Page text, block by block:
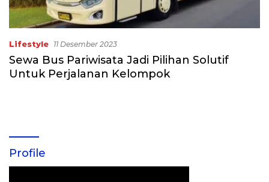
Lifestyle 11 Desember 2023
Sewa Bus Pariwisata Jadi Pilihan Solutif
Untuk Perjalanan Kelompok
Profile